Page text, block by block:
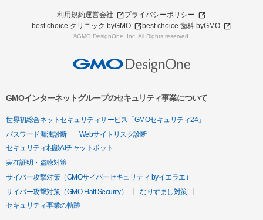
利用規約運営会社
プライバシーポリシー
best choice クリニック byGMO
best choice 歯科 byGMO
©GMO DesignOne, Inc. All Rights reserved.
GMOインターネットグループのセキュリティ事業について
世界初総合ネットセキュリティサービス「GMOセキュリティ24」
パスワード漏洩診断
Webサイトリスク診断
セキュリティ相談AIチャットボット
実在証明・盗聴対策
サイバー攻撃対策（GMOサイバーセキュリティ byイエラエ）
サイバー攻撃対策（GMO Flatt Security）
なりすまし対策
セキュリティ事業の軌跡